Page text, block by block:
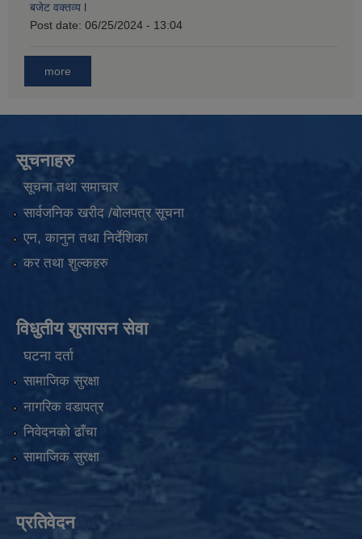
बजेट वक्तव्य l
Post date: 06/25/2024 - 13:04
more
सूचनाहरु
सूचना तथा समाचार
सार्वजनिक खरीद /बोलपत्र सूचना
एन, कानुन तथा निर्देशिका
कर तथा शुल्कहरु
विधुतीय शुसासन सेवा
घटना दर्ता
सामाजिक सुरक्षा
नागरिक वडापत्र
निवेदनको ढाँचा
सामाजिक सुरक्षा
प्रतिवेदन